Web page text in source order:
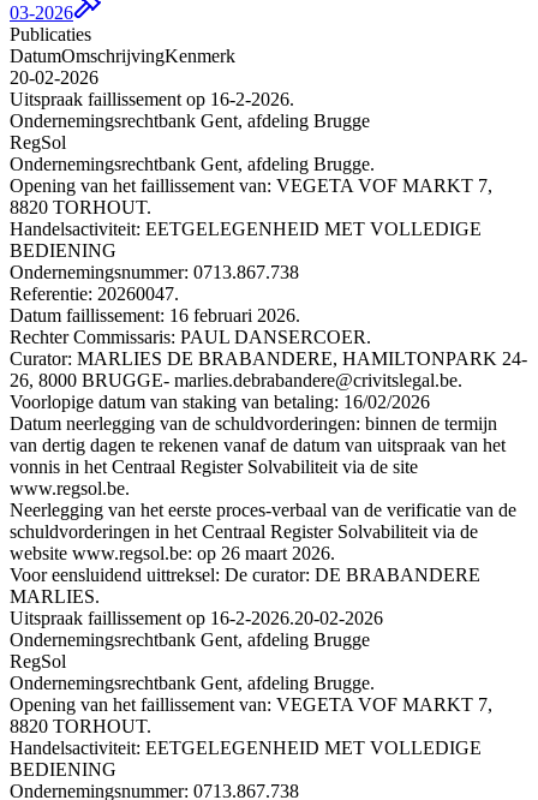
03-2026
Publicaties
DatumOmschrijvingKenmerk
20-02-2026
Uitspraak faillissement op 16-2-2026.
Ondernemingsrechtbank Gent, afdeling Brugge
RegSol
Ondernemingsrechtbank Gent, afdeling Brugge.
Opening van het faillissement van: VEGETA VOF MARKT 7,
8820 TORHOUT.
Handelsactiviteit: EETGELEGENHEID MET VOLLEDIGE
BEDIENING
Ondernemingsnummer: 0713.867.738
Referentie: 20260047.
Datum faillissement: 16 februari 2026.
Rechter Commissaris: PAUL DANSERCOER.
Curator: MARLIES DE BRABANDERE, HAMILTONPARK 24-
26, 8000 BRUGGE- marlies.debrabandere@crivitslegal.be.
Voorlopige datum van staking van betaling: 16/02/2026
Datum neerlegging van de schuldvorderingen: binnen de termijn
van dertig dagen te rekenen vanaf de datum van uitspraak van het
vonnis in het Centraal Register Solvabiliteit via de site
www.regsol.be.
Neerlegging van het eerste proces-verbaal van de verificatie van de
schuldvorderingen in het Centraal Register Solvabiliteit via de
website www.regsol.be: op 26 maart 2026.
Voor eensluidend uittreksel: De curator: DE BRABANDERE
MARLIES.
Uitspraak faillissement op 16-2-2026.20-02-2026
Ondernemingsrechtbank Gent, afdeling Brugge
RegSol
Ondernemingsrechtbank Gent, afdeling Brugge.
Opening van het faillissement van: VEGETA VOF MARKT 7,
8820 TORHOUT.
Handelsactiviteit: EETGELEGENHEID MET VOLLEDIGE
BEDIENING
Ondernemingsnummer: 0713.867.738